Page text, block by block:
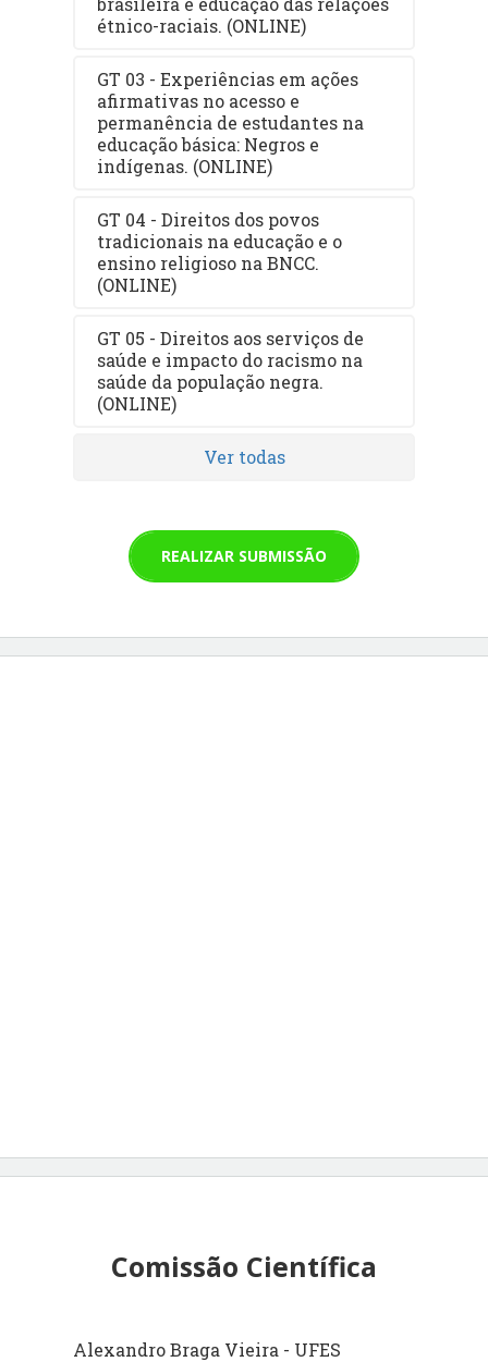
étnico-raciais. (ONLINE)
GT 03 - Experiências em ações
afirmativas no acesso e
permanência de estudantes na
educação básica: Negros e
indígenas. (ONLINE)
GT 04 - Direitos dos povos
tradicionais na educação e o
ensino religioso na BNCC.
(ONLINE)
GT 05 - Direitos aos serviços de
saúde e impacto do racismo na
saúde da população negra.
(ONLINE)
Ver todas
REALIZAR SUBMISSÃO
Comissão Científica
Alexandro Braga Vieira - UFES